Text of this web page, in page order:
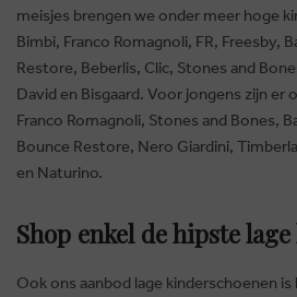
meisjes brengen we onder meer hoge
Bimbi, Franco Romagnoli, FR, Freesby,
Restore, Beberlis, Clic, Stones and
David en Bisgaard. Voor jongens zijn er
Franco Romagnoli, Stones and Bones,
Bounce Restore, Nero Giardini,
en Naturino.
Shop enkel de hipste
Ook ons aanbod lage kinderschoenen